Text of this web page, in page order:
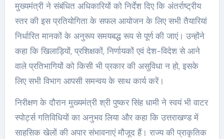
मुख्यमंत्री ने संबंधित अधिकारियों को निर्देश दिए कि अंतर्राष्ट्रीय
स्तर की इस प्रतियोगिता के सफल आयोजन के लिए सभी तैयारियां
निर्धारित मानकों के अनुरूप समयबद्ध रूप से पूर्ण की जाएं। उन्होंने
कहा कि खिलाड़ियों, प्रशिक्षकों, निर्णायकों एवं देश-विदेश से आने
वाले प्रतिभागियों को किसी भी प्रकार की असुविधा न हो, इसके
लिए सभी विभाग आपसी समन्वय के साथ कार्य करें।
निरीक्षण के दौरान मुख्यमंत्री श्री पुष्कर सिंह धामी ने स्वयं भी वाटर
स्पोर्ट्स गतिविधियों का अनुभव लिया और कहा कि उत्तराखण्ड में
साहसिक खेलों की अपार संभावनाएं मौजूद हैं। राज्य की प्राकृतिक